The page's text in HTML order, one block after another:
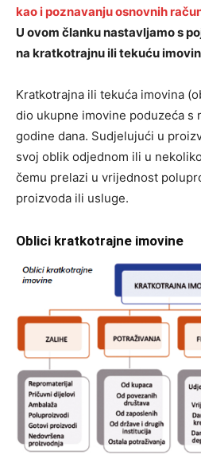
kao i poznavanju osnovnih
U ovom članku nastavljamo s
na kratkotrajnu ili tekuću
Kratkotrajna ili tekuća imovina
dio ukupne imovine poduzeća s
godine dana. Sudjelujući u
svoj oblik odjednom ili u
čemu prelazi u vrijednost
proizvoda ili usluge.
Oblici kratkotrajne imovine